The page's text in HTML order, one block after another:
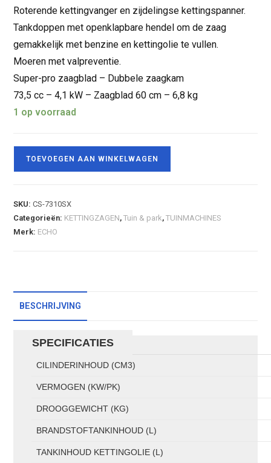
Roterende kettingvanger en zijdelingse kettingspanner.
Tankdoppen met openklapbare hendel om de zaag
gemakkelijk met benzine en kettingolie te vullen.
Moeren met valpreventie.
Super-pro zaagblad – Dubbele zaagkam
73,5 cc – 4,1 kW – Zaagblad 60 cm – 6,8 kg
1 op voorraad
TOEVOEGEN AAN WINKELWAGEN
SKU:CS-7310SX
Categorieën: KETTINGZAGEN,Tuin & park,TUINMACHINES
Merk: ECHO
BESCHRIJVING
SPECIFICATIES
CILINDERINHOUD (CM3)
VERMOGEN (KW/PK)
DROOGGEWICHT (KG)
BRANDSTOFTANKINHOUD (L)
TANKINHOUD KETTINGOLIE (L)